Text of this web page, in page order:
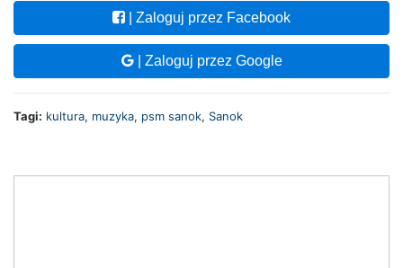
| Zaloguj przez Facebook
| Zaloguj przez Google
Tagi: kultura, muzyka, psm sanok, Sanok